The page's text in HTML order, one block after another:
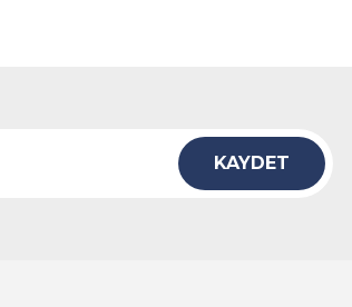
KAYDET